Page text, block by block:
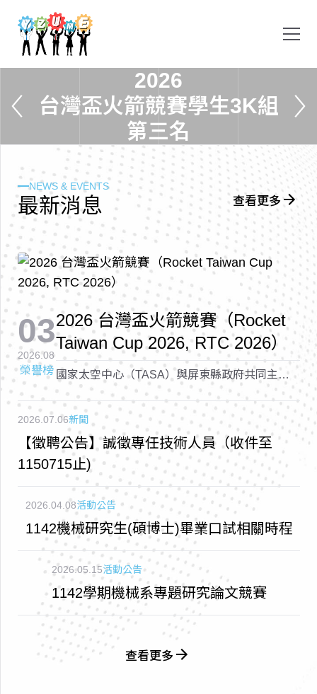
2026
台灣盃火箭競賽學生3K組
第三名
NEWS & EVENTS
最新消息 查看更多
03
2026.08
榮譽榜
2026 台灣盃火箭競賽（Rocket
Taiwan Cup 2026, RTC 2026）
國家太空中心（TASA）與屏東縣政府共同主辦
的「2026 台灣盃火箭競賽（Rocket Taiwan Cup
2026, RTC 2026）
2026.07.06新聞
【徵聘公告】誠徵專任技術人員（收件至
1150715止)
2026.04.08活動公告
1142機械研究生(碩博士)畢業口試相關時程
2026.05.15活動公告
1142學期機械系專題研究論文競賽
查看更多